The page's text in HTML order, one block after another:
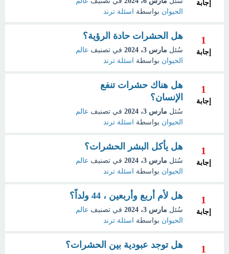
إجابة
الحيوان بواسطة اسئلة ترند
1
إجابة
هل الحشرات حادة الرؤية؟
سُئل مارس 3، 2024 في تصنيف عالم
الحيوان بواسطة اسئلة ترند
1
إجابة
هل هناك حشرات تنفع
الإنسان؟
سُئل مارس 3، 2024 في تصنيف عالم
الحيوان بواسطة اسئلة ترند
1
إجابة
هل يأكل البشر الحشرات؟
سُئل مارس 3، 2024 في تصنيف عالم
الحيوان بواسطة اسئلة ترند
1
إجابة
هل لأم أربع وأربعين ، 44 ولداً؟
سُئل مارس 3، 2024 في تصنيف عالم
الحيوان بواسطة اسئلة ترند
1 هل توجد عبودية بين الحشرات؟